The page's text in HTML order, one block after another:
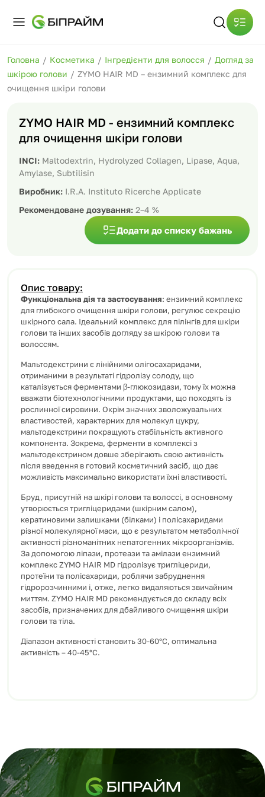
Головна / Косметика / Інгредієнти для волосся / Догляд за
шкірою голови / ZYMO HAIR MD – ензимний комплекс для
очищення шкіри голови
ZYMO HAIR MD - ензимний комплекс
для очищення шкіри голови
INCI: Maltodextrin, Hydrolyzed Collagen, Lipase, Aqua,
Amylase, Subtilisin
Виробник: I.R.A. Instituto Ricerche Applicate
Рекомендоване дозування: 2–4 %
Додати до списку бажань
Опис товару:
Функціональна дія та застосування: ензимний комплекс
для глибокого очищення шкіри голови, регулює секрецію
шкірного сала. Ідеальний комплекс для пілінгів для шкіри
голови та інших засобів догляду за шкірою голови та
волоссям.
Мальтодекстрини є лінійними олігосахаридами,
отриманими в результаті гідролізу солоду, що
каталізується ферментами β-глюкозидази, тому їх можна
вважати біотехнологічними продуктами, що походять із
рослинної сировини. Окрім значних зволожувальних
властивостей, характерних для молекул цукру,
мальтодекстрини покращують стабільність активного
компонента. Зокрема, ферменти в комплексі з
мальтодекстрином довше зберігають свою активність
після введення в готовий косметичний засіб, що дає
можливість максимально використати їхні властивості.
Бруд, присутній на шкірі голови та волоссі, в основному
утворюється тригліцеридами (шкірним салом),
кератиновими залишками (білками) і полісахаридами
різної молекулярної маси, що є результатом метаболічної
активності різноманітних непатогенних мікроорганізмів.
За допомогою ліпази, протеази та амілази ензимний
комплекс ZYMO HAIR MD гідролізує тригліцериди,
протеїни та полісахариди, роблячи забруднення
гідророзчинними і, отже, легко видаляються звичайним
миттям. ZYMO HAIR MD рекомендується до складу всіх
засобів, призначених для дбайливого очищення шкіри
голови та тіла.
Діапазон активності становить 30-60°С, оптимальна
активність – 40-45°С.